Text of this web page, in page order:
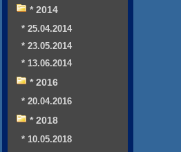
* 2014
* 25.04.2014
* 23.05.2014
* 13.06.2014
* 2016
* 20.04.2016
* 2018
* 10.05.2018